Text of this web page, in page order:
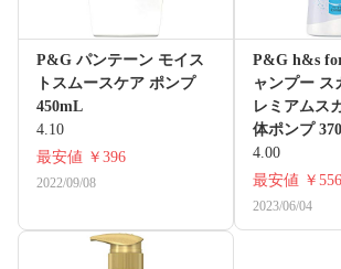
P&G パンテーン モイス
トスムースケア ポンプ
450mL
4.10
最安値 ￥396
2022/09/08
P&G h&s
ャンプー ス
レミアムス
体ポンプ
4.00
最安値 ￥556
2023/06/04